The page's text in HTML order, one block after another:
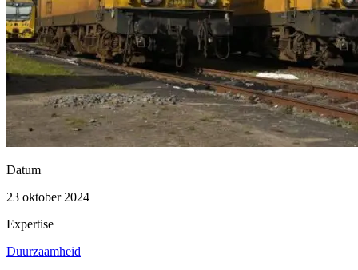
Datum
23 oktober 2024
Expertise
Duurzaamheid